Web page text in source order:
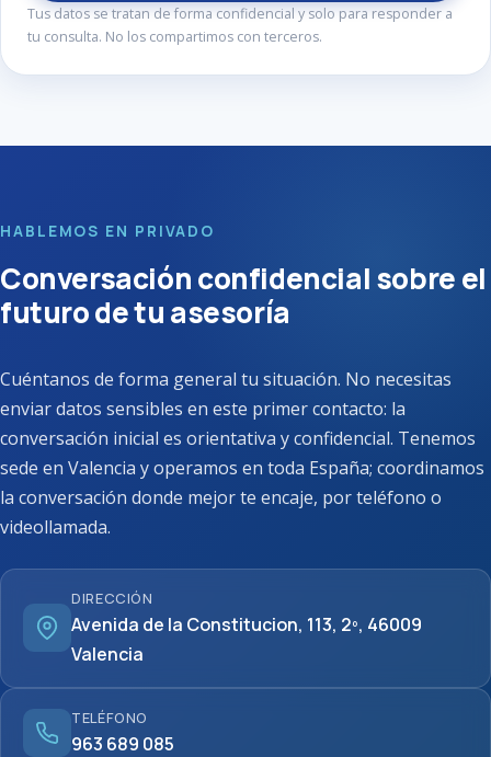
Tus datos se tratan de forma confidencial y solo para responder a
tu consulta. No los compartimos con terceros.
HABLEMOS EN PRIVADO
Conversación confidencial sobre el
futuro de tu asesoría
Cuéntanos de forma general tu situación. No necesitas
enviar datos sensibles en este primer contacto: la
conversación inicial es orientativa y confidencial. Tenemos
sede en Valencia y operamos en toda España; coordinamos
la conversación donde mejor te encaje, por teléfono o
videollamada.
DIRECCIÓN
Avenida de la Constitucion, 113, 2º, 46009
Valencia
TELÉFONO
963 689 085